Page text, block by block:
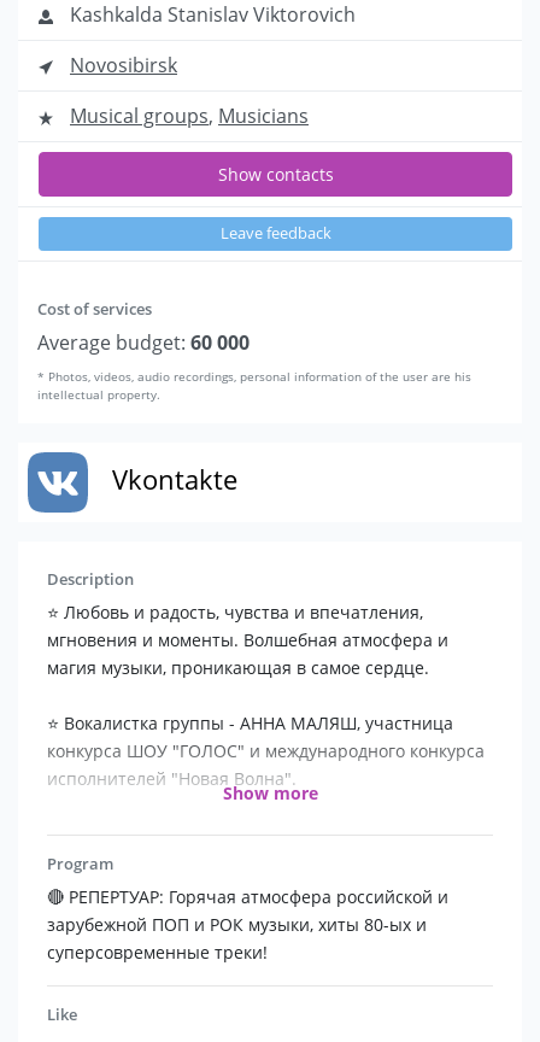
Kashkalda Stanislav Viktorovich
Novosibirsk
Musical groups, Musicians
Show contacts
Leave feedback
Cost of services
Average budget: 60 000
* Photos, videos, audio recordings, personal information of the user are his
intellectual property.
Vkontakte
Description
⭐️ Любовь и радость, чувства и впечатления,
мгновения и моменты. Волшебная атмосфера и
магия музыки, проникающая в самое сердце.
⭐️ Вокалистка группы - АННА МАЛЯШ, участница
конкурса ШОУ "ГОЛОС" и международного конкурса
исполнителей "Новая Волна".
⭐️ Финалисты 4 сезона Всероссийского
телевизионного проекта "НОВАЯ ЗВЕЗДА" в Москве.
Show more
Program
🔴 РЕПЕРТУАР: Горячая атмосфера российской и
зарубежной ПОП и РОК музыки, хиты 80-ых и
суперсовременные треки!
Like